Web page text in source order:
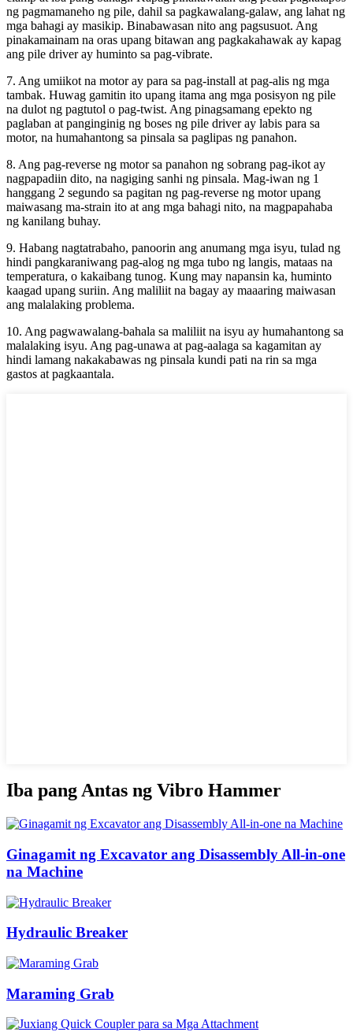
ng pagmamaneho ng pile, dahil sa pagkawalang-galaw, ang lahat ng
mga bahagi ay masikip. Binabawasan nito ang pagsusuot. Ang
pinakamainam na oras upang bitawan ang pagkakahawak ay kapag
ang pile driver ay huminto sa pag-vibrate.
7. Ang umiikot na motor ay para sa pag-install at pag-alis ng mga
tambak. Huwag gamitin ito upang itama ang mga posisyon ng pile
na dulot ng pagtutol o pag-twist. Ang pinagsamang epekto ng
paglaban at panginginig ng boses ng pile driver ay labis para sa
motor, na humahantong sa pinsala sa paglipas ng panahon.
8. Ang pag-reverse ng motor sa panahon ng sobrang pag-ikot ay
nagpapadiin dito, na nagiging sanhi ng pinsala. Mag-iwan ng 1
hanggang 2 segundo sa pagitan ng pag-reverse ng motor upang
maiwasang ma-strain ito at ang mga bahagi nito, na magpapahaba
ng kanilang buhay.
9. Habang nagtatrabaho, panoorin ang anumang mga isyu, tulad ng
hindi pangkaraniwang pag-alog ng mga tubo ng langis, mataas na
temperatura, o kakaibang tunog. Kung may napansin ka, huminto
kaagad upang suriin. Ang maliliit na bagay ay maaaring maiwasan
ang malalaking problema.
10. Ang pagwawalang-bahala sa maliliit na isyu ay humahantong sa
malalaking isyu. Ang pag-unawa at pag-aalaga sa kagamitan ay
hindi lamang nakakabawas ng pinsala kundi pati na rin sa mga
gastos at pagkaantala.
Iba pang Antas ng Vibro Hammer
Ginagamit ng Excavator ang Disassembly All-in-one
na Machine
Hydraulic Breaker
Maraming Grab